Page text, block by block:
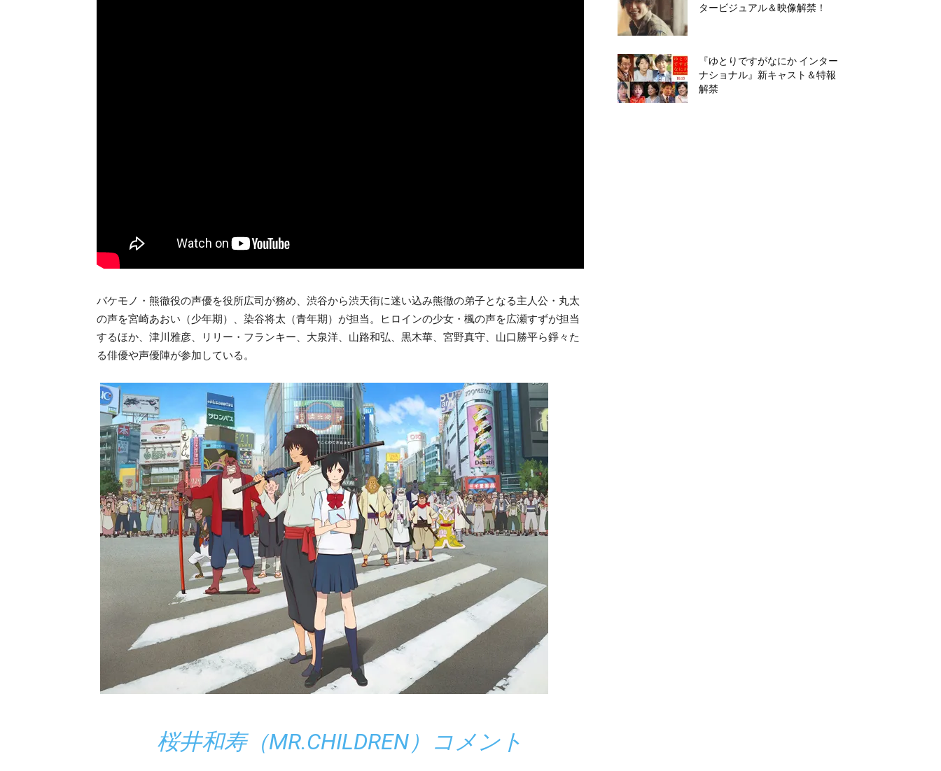
バケモノ・熊徹役の声優を役所広司が務め、渋谷から渋天街に迷い込み熊徹の弟子となる主人公・丸太
の声を宮崎あおい（少年期）、染谷将太（青年期）が担当。ヒロインの少女・楓の声を広瀬すずが担当
するほか、津川雅彦、リリー・フランキー、大泉洋、山路和弘、黒木華、宮野真守、山口勝平ら錚々た
る俳優や声優陣が参加している。
桜井和寿（MR.CHILDREN）コメント
タービジュアル＆映像解禁！
『ゆとりですがなにか インター
ナショナル』新キャスト＆特報
解禁